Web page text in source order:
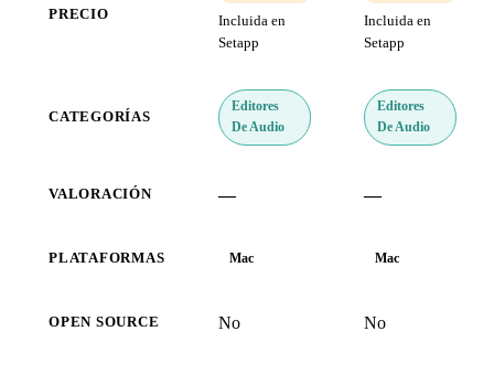
PRECIO
Incluida en
Setapp
Incluida en
Setapp
CATEGORÍAS
Editores
De Audio
Editores
De Audio
VALORACIÓN — —
PLATAFORMAS Mac Mac
OPEN SOURCE No No